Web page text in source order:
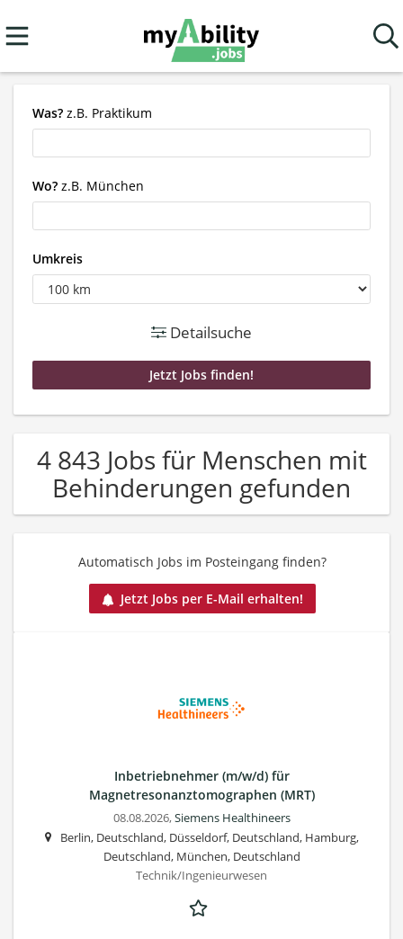
Was? z.B. Praktikum
Wo? z.B. München
Umkreis
Detailsuche
4 843 Jobs für Menschen mit
Behinderungen gefunden
Automatisch Jobs im Posteingang finden?
Jetzt Jobs per E-Mail erhalten!
Inbetriebnehmer (m/w/d) für
Magnetresonanztomographen (MRT)
08.08.2026,Siemens Healthineers
Berlin, Deutschland, Düsseldorf, Deutschland, Hamburg,
Deutschland, München, Deutschland
Technik/Ingenieurwesen